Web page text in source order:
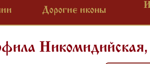
Дорогие иконы